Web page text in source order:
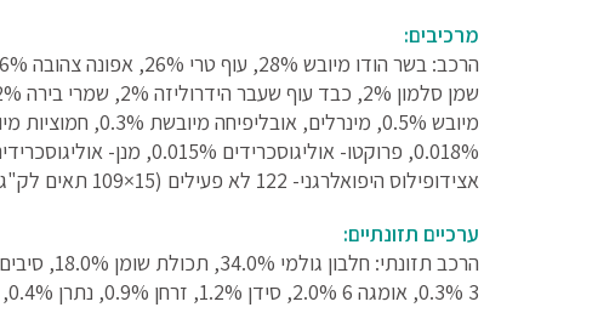
מרכיבים:
אצידופילוס היפואלרגני- 122 לא פעילים (15×109 תאים לק"ג).
ערכיים תזונתיים:
3 0.3%, אומגה 6 2.0%, סידן 1.2%, זרחן 0.9%, נתרן 0.4%, מגנזיום 0.08%.